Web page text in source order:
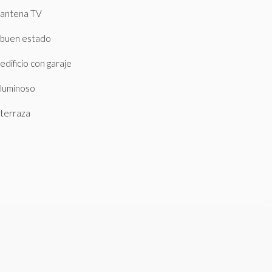
antena TV
buen estado
edificio con garaje
luminoso
terraza